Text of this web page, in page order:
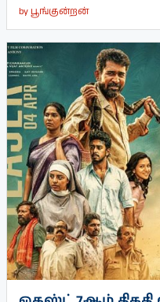
by பூங்குன்றன்